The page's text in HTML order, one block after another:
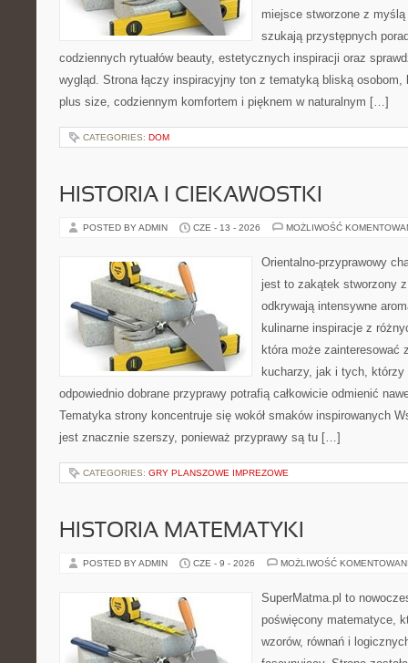
miejsce stworzone z
szukają przystępnych
codziennych rytuałów beauty, estetycznych inspiracji oraz
wygląd. Strona łączy inspiracyjny ton z tematyką bliską osobom,
plus size, codziennym komfortem i pięknem w naturalnym […]
CATEGORIES: DOM
HISTORIA I CIEKAWOSTKI
POSTED BY ADMIN CZE - 13 - 2026 MOŻLIWOŚĆ
Orientalno-przyprawowy
jest to zakątek stworzony
odkrywają intensywne
kulinarne inspiracje z
która może zainteresować
kucharzy, jak i tych, którzy
odpowiednio dobrane przyprawy potrafią całkowicie odmienić
Tematyka strony koncentruje się wokół smaków inspirowanych
jest znacznie szerszy, ponieważ przyprawy są tu […]
CATEGORIES: GRY PLANSZOWE IMPREZOWE
HISTORIA MATEMATYKI
POSTED BY ADMIN CZE - 9 - 2026 MOŻLIWOŚĆ
SuperMatma.pl to
poświęcony matematyce,
wzorów, równań i